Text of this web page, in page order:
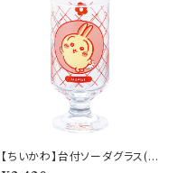
【ちいかわ】台付ソーダグラス(う
さぎ)【CKW40】CKW43-813